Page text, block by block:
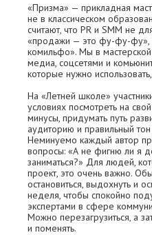
«Призма» — прикладная
не в классическом
считают, что PR и SMM не
«продажи — это фу-фу-фу»,
комильфо». Мы в
медиа, соцсетями и
которые нужно
На «Летней школе»
условиях посмотреть на
минусы, придумать путь
аудиторию и правильный
Неминуемо каждый автор
вопросы: «А не фигню ли я
заниматься?» Для людей,
проект, это очень важно.
остановиться, выдохнуть и
неделя, чтобы спокойно
экспертами в сфере
Можно перезагрузиться, а
и поменять.